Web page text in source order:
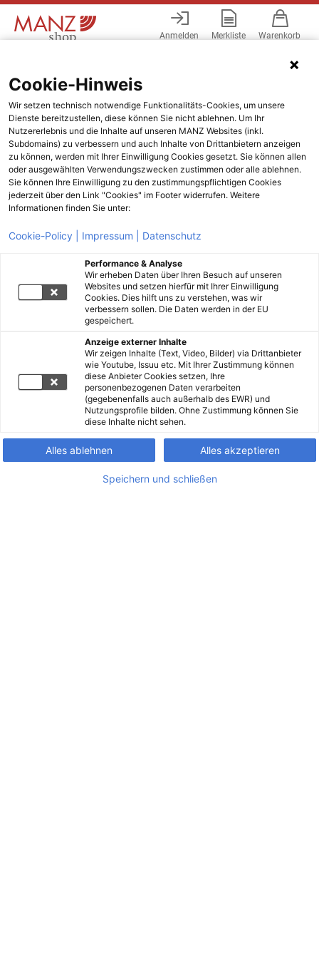
Anmelden Merkliste Warenkorb
Cookie-Hinweis
Wir setzen technisch notwendige Funktionalitäts-Cookies, um unsere
Dienste bereitzustellen, diese können Sie nicht ablehnen. Um Ihr
Nutzererlebnis und die Inhalte auf unseren MANZ Websites (inkl.
Subdomains) zu verbessern und auch Inhalte von Drittanbietern anzeigen
zu können, werden mit Ihrer Einwilligung Cookies gesetzt. Sie können allen
oder ausgewählten Verwendungszwecken zustimmen oder alle ablehnen.
Sie können Ihre Einwilligung zu den zustimmungspflichtigen Cookies
jederzeit über den Link "Cookies" im Footer widerrufen. Weitere
Informationen finden Sie unter:
Cookie-Policy | Impressum | Datenschutz
Performance & Analyse
Wir erheben Daten über Ihren Besuch auf unseren
Websites und setzen hierfür mit Ihrer Einwilligung
Cookies. Dies hilft uns zu verstehen, was wir
verbessern sollen. Die Daten werden in der EU
gespeichert.
Anzeige externer Inhalte
Wir zeigen Inhalte (Text, Video, Bilder) via Drittanbieter
wie Youtube, Issuu etc. Mit Ihrer Zustimmung können
diese Anbieter Cookies setzen, Ihre
personenbezogenen Daten verarbeiten
(gegebenenfalls auch außerhalb des EWR) und
Nutzungsprofile bilden. Ohne Zustimmung können Sie
diese Inhalte nicht sehen.
Alles ablehnen Alles akzeptieren
Speichern und schließen